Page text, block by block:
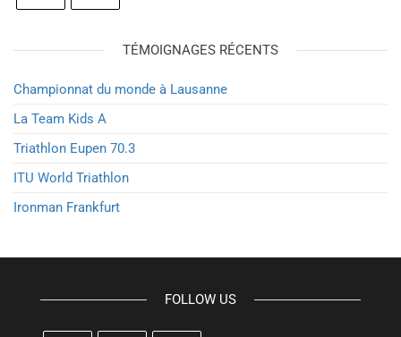
TÉMOIGNAGES RÉCENTS
Championnat du monde à Lausanne
La Team Kids A
Triathlon Eupen 70.3
ITU World Triathlon
Ironman Frankfurt
FOLLOW US